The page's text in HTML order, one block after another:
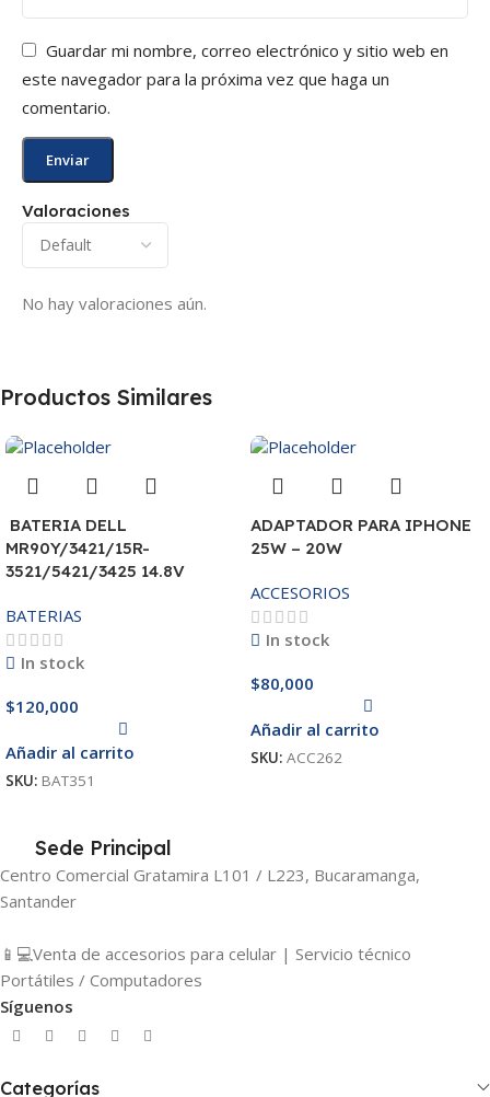
Valoraciones
No hay valoraciones aún.
Guardar mi nombre, correo electrónico y sitio web en
este navegador para la próxima vez que haga un
comentario.
Productos Similares
BATERIA DELL
MR90Y/3421/15R-
3521/5421/3425 14.8V
BATERIAS
In stock
$120,000
Añadir al carrito
SKU: BAT351
ADAPTADOR PARA IPHONE
25W – 20W
ACCESORIOS
In stock
$80,000
Añadir al carrito
SKU: ACC262
Sede Principal
Centro Comercial Gratamira L101 / L223, Bucaramanga,
Santander
📱💻Venta de accesorios para celular | Servicio técnico
Portátiles / Computadores
Síguenos
Categorías